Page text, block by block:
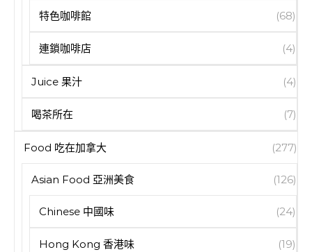
特色咖啡館 (68)
連鎖咖啡店 (4)
Juice 果汁 (4)
喝茶所在 (7)
Food 吃在加拿大 (277)
Asian Food 亞洲美食 (126)
Chinese 中國味 (24)
Hong Kong 香港味 (19)